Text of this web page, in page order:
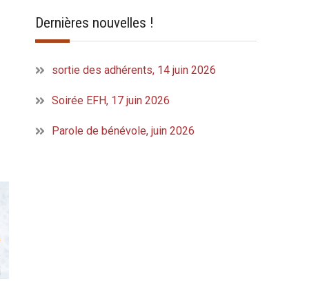
Dernières nouvelles !
sortie des adhérents, 14 juin 2026
Soirée EFH, 17 juin 2026
Parole de bénévole, juin 2026